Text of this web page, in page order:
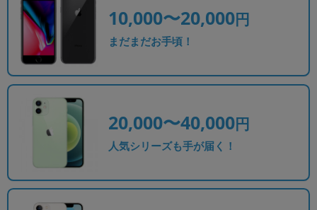
10,000〜20,000円
まだまだお手頃！
20,000〜40,000円
人気シリーズも手が届く！